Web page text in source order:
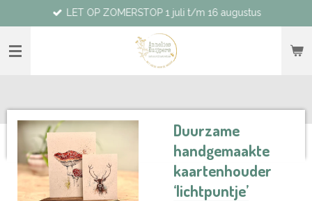
direct
naar
hoofdinhoud
LET OP ZOMERSTOP 1 juli t/m 16 augustus
Duurzame
handgemaakte
kaartenhouder
‘lichtpuntje’